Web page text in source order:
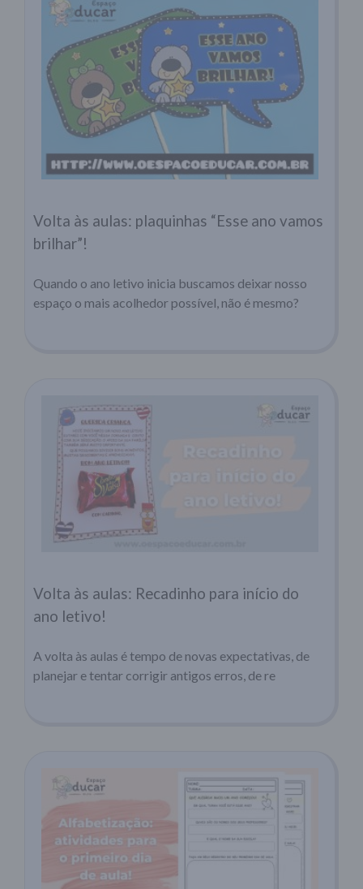
Volta às aulas: plaquinhas “Esse ano vamos
brilhar”!
Quando o ano letivo inicia buscamos deixar nosso
espaço o mais acolhedor possível, não é mesmo?
Volta às aulas: Recadinho para início do
ano letivo!
A volta às aulas é tempo de novas expectativas, de
planejar e tentar corrigir antigos erros, de re